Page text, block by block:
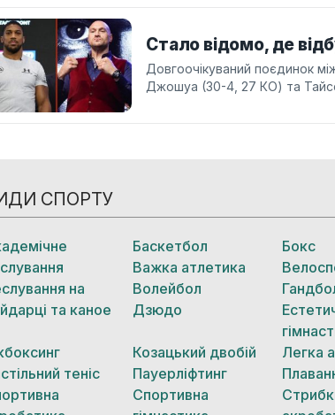
Стало відомо, де
Довгоочікуваний поєдинок
Джошуа (30-4, 27 КО) та
СПОРТУ
Баскетбол
Бокс
Важка атлетика
на
та каное
Волейбол
Дзюдо
Козацький двобій
Легка
теніс
Пауерліфтинг
Спортивна